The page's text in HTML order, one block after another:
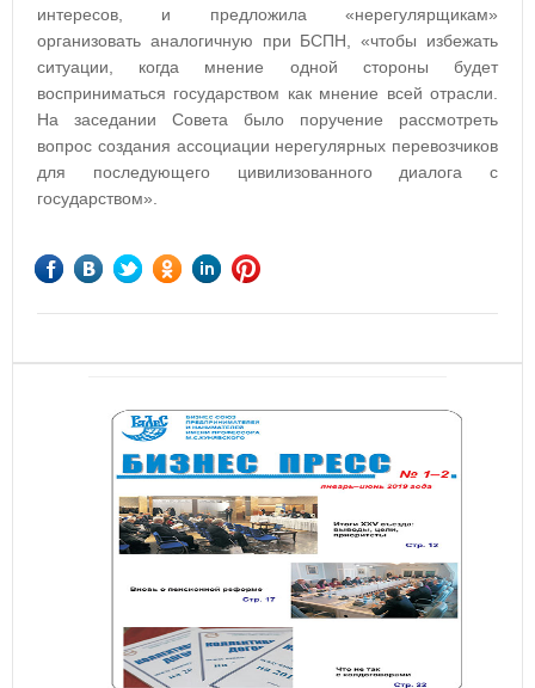
интересов, и предложила «нерегулярщикам»
организовать аналогичную при БСПН, «чтобы избежать
ситуации, когда мнение одной стороны будет
восприниматься государством как мнение всей отрасли.
На заседании Совета было поручение рассмотреть
вопрос создания ассоциации нерегулярных перевозчиков
для последующего цивилизованного диалога с
государством».